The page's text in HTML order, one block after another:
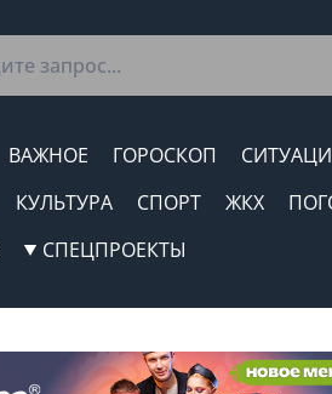
ВАЖНОЕ ГОРОСКОП
КУЛЬТУРА СПОРТ ЖКХ
СПЕЦПРОЕКТЫ